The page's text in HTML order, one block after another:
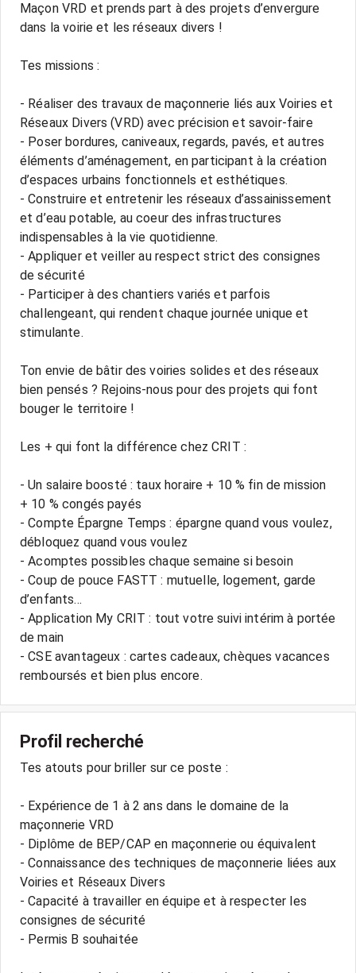
Maçon VRD et prends part à des projets d’envergure
dans la voirie et les réseaux divers !
Tes missions :
- Réaliser des travaux de maçonnerie liés aux Voiries et
Réseaux Divers (VRD) avec précision et savoir-faire
- Poser bordures, caniveaux, regards, pavés, et autres
éléments d’aménagement, en participant à la création
d’espaces urbains fonctionnels et esthétiques.
- Construire et entretenir les réseaux d’assainissement
et d’eau potable, au coeur des infrastructures
indispensables à la vie quotidienne.
- Appliquer et veiller au respect strict des consignes
de sécurité
- Participer à des chantiers variés et parfois
challengeant, qui rendent chaque journée unique et
stimulante.
Ton envie de bâtir des voiries solides et des réseaux
bien pensés ? Rejoins-nous pour des projets qui font
bouger le territoire !
Les + qui font la différence chez CRIT :
- Un salaire boosté : taux horaire + 10 % fin de mission
+ 10 % congés payés
- Compte Épargne Temps : épargne quand vous voulez,
débloquez quand vous voulez
- Acomptes possibles chaque semaine si besoin
- Coup de pouce FASTT : mutuelle, logement, garde
d’enfants...
- Application My CRIT : tout votre suivi intérim à portée
de main
- CSE avantageux : cartes cadeaux, chèques vacances
remboursés et bien plus encore.
Profil recherché
Tes atouts pour briller sur ce poste :
- Expérience de 1 à 2 ans dans le domaine de la
maçonnerie VRD
- Diplôme de BEP/CAP en maçonnerie ou équivalent
- Connaissance des techniques de maçonnerie liées aux
Voiries et Réseaux Divers
- Capacité à travailler en équipe et à respecter les
consignes de sécurité
- Permis B souhaitée